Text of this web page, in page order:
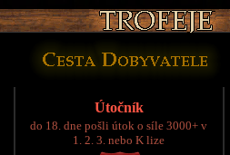
Útočník
do 18. dne pošli útok o síle 3000+ v
1. 2. 3. nebo K lize